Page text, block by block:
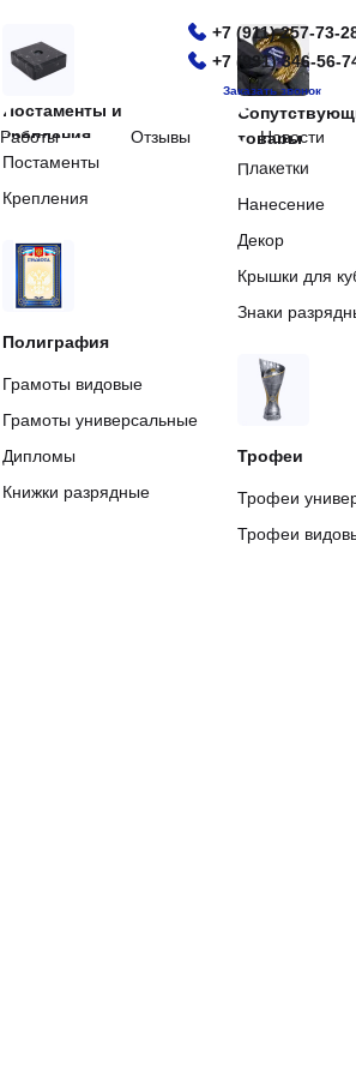
+7 (931) 346-56-
+7 (911) 257-73-
Заказать звонок
Новости
Отзывы
Работы
Знаки
Крышки для
Декор
Нанесение
Плакетки
товары
Крепления
Постаменты
Постаменты и
крепления
Книжки разрядные
Дипломы
Грамоты универсальные
Грамоты видовые
Полиграфия
Трофеи
Трофеи
Трофеи